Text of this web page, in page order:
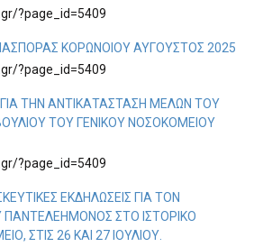
?page_id=5409
ΚΟΡΩΝΟΙΟΥ ΑΥΓΟΥΣΤΟΣ 2025
?page_id=5409
ΤΗΝ ΑΝΤΙΚΑΤΆΣΤΑΣΗ ΜΕΛΏΝ ΤΟΥ
ΤΟΥ ΓΕΝΙΚΟΎ ΝΟΣΟΚΟΜΕΊΟΥ
?page_id=5409
ΕΚΔΗΛΏΣΕΙΣ ΓΙΑ ΤΟΝ
ΣΤΟ ΙΣΤΟΡΙΚΌ
ΣΤΙΣ 26 ΚΑΙ 27 ΙΟΥΛΊΟΥ.